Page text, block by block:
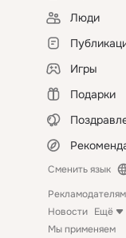
Люди
Игры
Подарки
Сменить язык
Рекламодателям
Новости Ещё
Мы применяем